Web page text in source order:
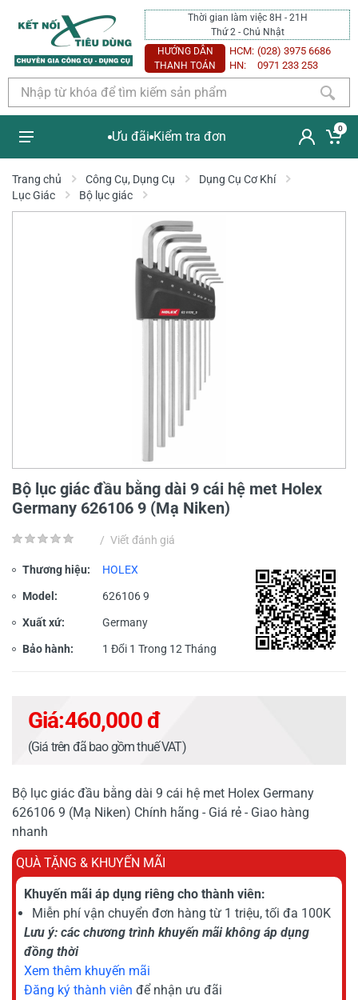
Thời gian làm việc 8H - 21H
Thứ 2 - Chủ Nhật
HƯỚNG DẪN
THANH TOÁN
HCM: (028) 3975 6686
HN:
0971 233 253
Ưu đãi Kiểm tra đơn
0
Trang chủ Công Cụ, Dụng Cụ
Dụng Cụ Cơ Khí
Lục Giác
Bộ lục giác
Bộ lục giác đầu bằng dài 9 cái hệ met Holex
Germany 626106 9 (Mạ Niken)
/ Viết đánh giá
Thương hiệu: HOLEX
Model: 626106 9
Xuất xứ: Germany
Bảo hành: 1 Đổi 1 Trong 12 Tháng
Giá:460,000 đ
(Giá trên đã bao gồm thuế VAT)
Bộ lục giác đầu bằng dài 9 cái hệ met Holex Germany
626106 9 (Mạ Niken) Chính hãng - Giá rẻ - Giao hàng
nhanh
QUÀ TẶNG & KHUYẾN MÃI
Khuyến mãi áp dụng riêng cho thành viên:
Miễn phí vận chuyển đơn hàng từ 1 triệu, tối đa 100K
Lưu ý: các chương trình khuyến mãi không áp dụng
đồng thời
Xem thêm khuyến mãi
Đăng ký thành viên để nhận ưu đãi